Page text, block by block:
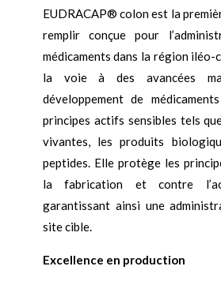
EUDRACAP® colon est la
remplir conçue pour
médicaments dans la région iléo-
la voie à des avancées
développement de
principes actifs sensibles tels
vivantes, les produits
peptides. Elle protège les
la fabrication et contre
garantissant ainsi une
site cible.
Excellence en production